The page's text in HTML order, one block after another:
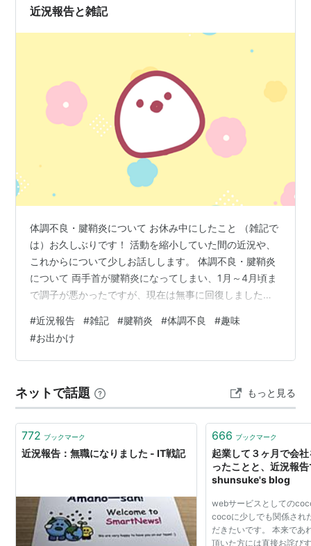
近況報告と雑記
体調不良・腱鞘炎について お休み中にしたこと （雑記で
は）お久しぶりです！ 活動を縮小していた間の近況や、
これからについて少しお話しします。 体調不良・腱鞘炎
について 両手首が腱鞘炎になってしまい、1月～4月頃ま
で調子が悪かったですが、現在は無事に回復しました！
#近況報告 #雑記 #腱鞘炎 #体調不良 #趣味
#お出かけ
ネットで話題 もっと見る
772 ブックマーク
近況報告：無職になりました - IT戦記
666 ブックマーク
起業して３ヶ月で会
ったことと、近況報
shunsuke's blog
webサービスとしての
cocoに少しでも関係され
だきたいです。 本来であ
頂いた方には直接お詫び